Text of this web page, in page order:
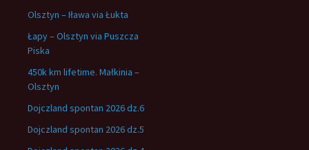
Olsztyn – Iława via Łukta
Łapy – Olsztyn via Puszcza
Piska
450k km lifetime. Małkinia –
Olsztyn
Dojczland spontan 2026 dz.6
Dojczland spontan 2026 dz.5